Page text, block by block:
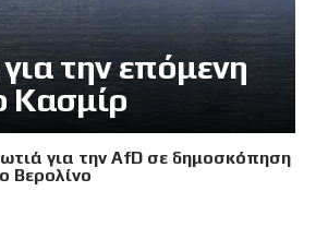
την επόμενη
Κασμίρ
για την AfD σε δημοσκόπηση
Βερολίνο